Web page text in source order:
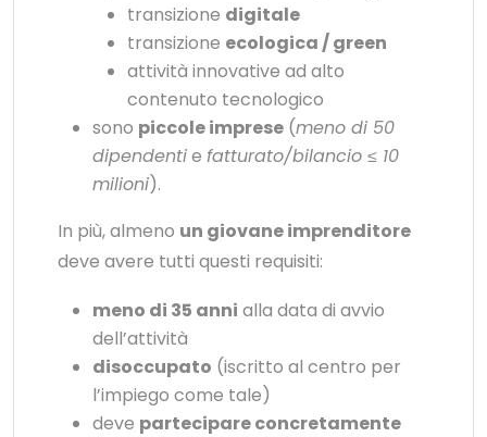
transizione digitale
transizione ecologica / green
attività innovative ad alto
contenuto tecnologico
sono piccole imprese (meno di 50
dipendentie fatturato/bilancio ≤ 10
milioni).
In più, almeno un giovane imprenditore
deve avere tutti questi requisiti:
meno di 35 anni alla data di avvio
dell’attività
disoccupato (iscritto al centro per
l’impiego come tale)
deve partecipare concretamente